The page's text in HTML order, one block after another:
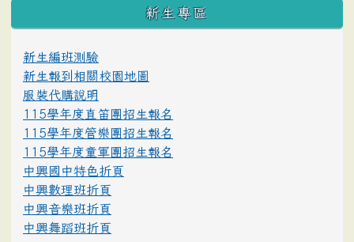
:::
新生專區
新生編班測驗
新生報到相關校園地圖
服裝代購說明
115學年度直笛團招生報名
115學年度管樂團招生報名
115學年度童軍團招生報名
中興國中特色折頁
中興數理班折頁
中興音樂班折頁
中興舞蹈班折頁